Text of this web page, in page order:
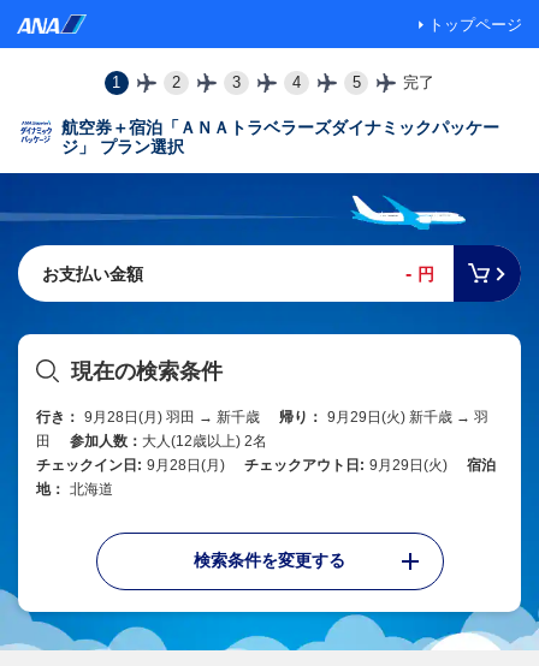
トップページ
1 2 3 4 5 完了
航空券＋宿泊「ＡＮＡトラベラーズダイナミックパッケー
ジ」 プラン選択
お支払い金額 - 円
現在の検索条件
行き： 9月28日(月) 羽田 → 新千歳 帰り： 9月29日(火) 新千歳 → 羽
田
参加人数： 大人(12歳以上) 2名
チェックイン日: 9月28日(月) チェックアウト日: 9月29日(火)
宿泊
地： 北海道
検索条件を変更する